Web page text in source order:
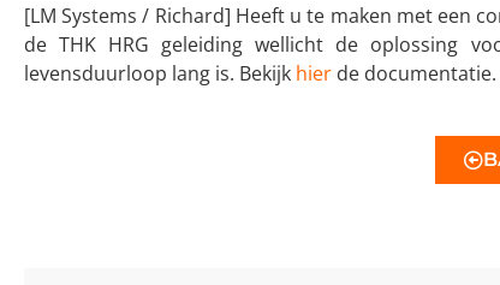
[LM Systems / Richard] Heeft u te maken met een
de THK HRG geleiding wellicht de oplossing
levensduurloop lang is. Bekijk hier de documentatie.